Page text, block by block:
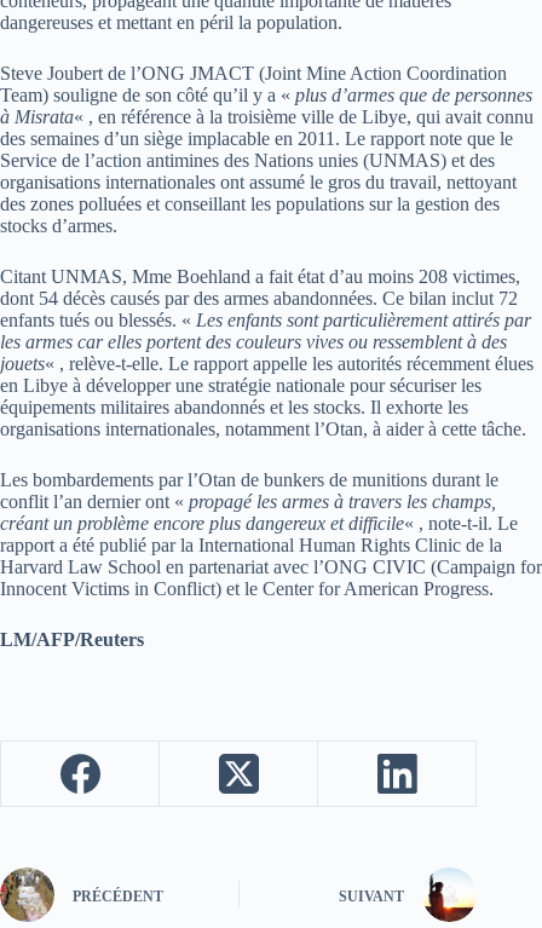
dangereuses et mettant en péril la population.
Steve Joubert de l’ONG JMACT (Joint Mine Action Coordination
Team) souligne de son côté qu’il y a « plus d’armes que de personnes
à Misrata« , en référence à la troisième ville de Libye, qui avait connu
des semaines d’un siège implacable en 2011. Le rapport note que le
Service de l’action antimines des Nations unies (UNMAS) et des
organisations internationales ont assumé le gros du travail, nettoyant
des zones polluées et conseillant les populations sur la gestion des
stocks d’armes.
Citant UNMAS, Mme Boehland a fait état d’au moins 208 victimes,
dont 54 décès causés par des armes abandonnées. Ce bilan inclut 72
enfants tués ou blessés. « Les enfants sont particulièrement attirés par
les armes car elles portent des couleurs vives ou ressemblent à des
jouets« , relève-t-elle. Le rapport appelle les autorités récemment élues
en Libye à développer une stratégie nationale pour sécuriser les
équipements militaires abandonnés et les stocks. Il exhorte les
organisations internationales, notamment l’Otan, à aider à cette tâche.
Les bombardements par l’Otan de bunkers de munitions durant le
conflit l’an dernier ont « propagé les armes à travers les champs,
créant un problème encore plus dangereux et difficile« , note-t-il. Le
rapport a été publié par la International Human Rights Clinic de la
Harvard Law School en partenariat avec l’ONG CIVIC (Campaign for
Innocent Victims in Conflict) et le Center for American Progress.
LM/AFP/Reuters
PRÉCÉDENT SUIVANT